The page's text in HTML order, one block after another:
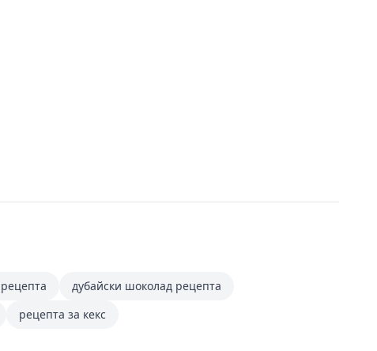
рецепта
дубайски шоколад рецепта
рецепта за кекс